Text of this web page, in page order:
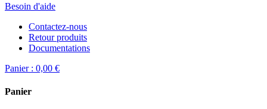
Besoin d'aide
Contactez-nous
Retour produits
Documentations
Panier : 0,00 €
Panier